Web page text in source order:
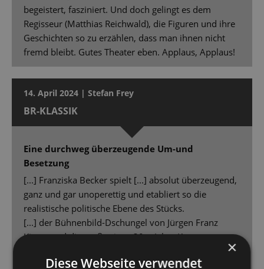
begeistert, fasziniert. Und doch gelingt es dem
Regisseur (Matthias Reichwald), die Figuren und ihre
Geschichten so zu erzählen, dass man ihnen nicht
fremd bleibt. Gutes Theater eben. Applaus, Applaus!
14. April 2024 | Stefan Frey
BR-KLASSIK
Eine durchweg überzeugende Um-und
Besetzung
[...] Franziska Becker spielt [...] absolut überzeugend,
ganz und gar unoperettig und etabliert so die
realistische politische Ebene des Stücks.
[...] der Bühnenbild-Dschungel von Jürgen Franz
Kirner und die großartigen 30er Jahre Kostüme von
Peter Lund denkt die im Libretto angelegten Motive
×
Diese Webseite verwendet